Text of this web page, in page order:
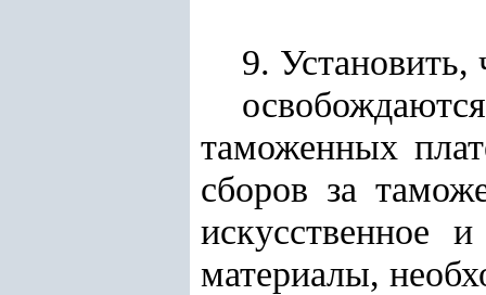
9.
таможенных
сборов за
искусственное
материалы,